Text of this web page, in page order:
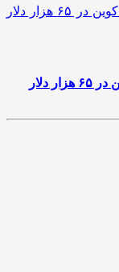
تغییرات قیمتی ۱۰ ارز دیجیتالی بزرگ/ بیت‌کوین در ۶۵ هزار دلار